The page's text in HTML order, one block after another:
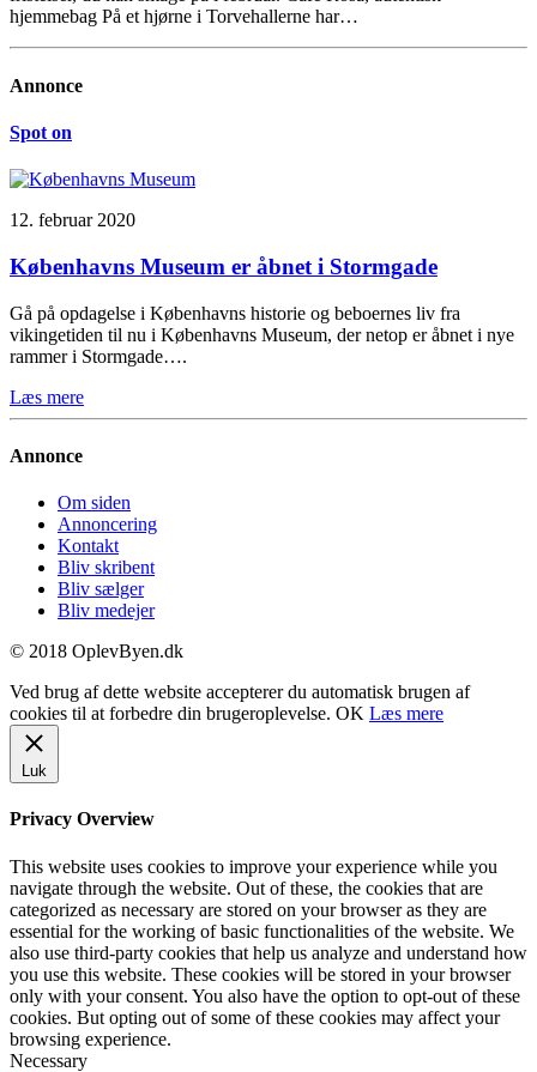
hjemmebag På et hjørne i Torvehallerne har…
Annonce
Spot on
12. februar 2020
Københavns Museum er åbnet i Stormgade
Gå på opdagelse i Københavns historie og beboernes liv fra
vikingetiden til nu i Københavns Museum, der netop er åbnet i nye
rammer i Stormgade….
Læs mere
Annonce
Om siden
Annoncering
Kontakt
Bliv skribent
Bliv sælger
Bliv medejer
© 2018 OplevByen.dk
Ved brug af dette website accepterer du automatisk brugen af
cookies til at forbedre din brugeroplevelse. OK Læs mere
Luk
Privacy Overview
This website uses cookies to improve your experience while you
navigate through the website. Out of these, the cookies that are
categorized as necessary are stored on your browser as they are
essential for the working of basic functionalities of the website. We
also use third-party cookies that help us analyze and understand how
you use this website. These cookies will be stored in your browser
only with your consent. You also have the option to opt-out of these
cookies. But opting out of some of these cookies may affect your
browsing experience.
Necessary